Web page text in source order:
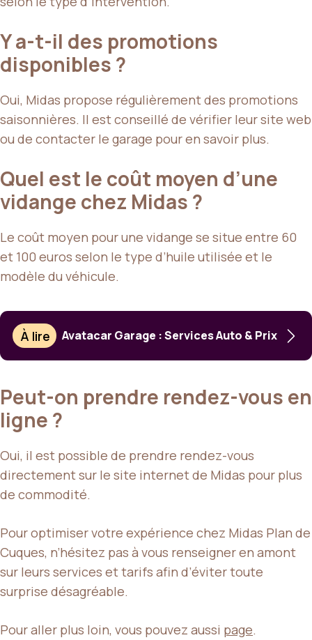
Y a-t-il des promotions
disponibles ?
Oui, Midas propose régulièrement des promotions
saisonnières. Il est conseillé de vérifier leur site web
ou de contacter le garage pour en savoir plus.
Quel est le coût moyen d’une
vidange chez Midas ?
Le coût moyen pour une vidange se situe entre 60
et 100 euros selon le type d’huile utilisée et le
modèle du véhicule.
À lire Avatacar Garage : Services Auto & Prix
Peut-on prendre rendez-vous en
ligne ?
Oui, il est possible de prendre rendez-vous
directement sur le site internet de Midas pour plus
de commodité.
Pour optimiser votre expérience chez Midas Plan de
Cuques, n’hésitez pas à vous renseigner en amont
sur leurs services et tarifs afin d’éviter toute
surprise désagréable.
Pour aller plus loin, vous pouvez aussi page.